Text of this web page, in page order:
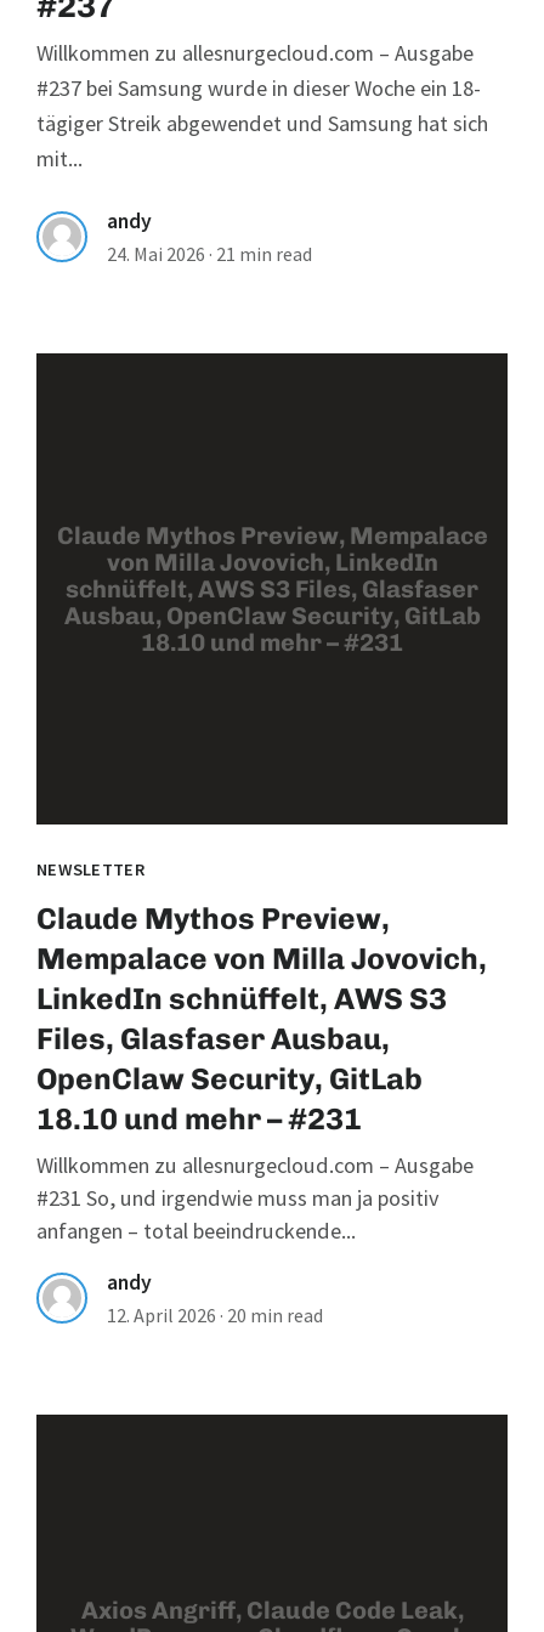
Willkommen zu allesnurgecloud.com – Ausgabe
#237 bei Samsung wurde in dieser Woche ein 18-
tägiger Streik abgewendet und Samsung hat sich
mit...
andy
24. Mai 2026 · 21 min read
Claude Mythos Preview, Mempalace
von Milla Jovovich, LinkedIn
schnüffelt, AWS S3 Files, Glasfaser
Ausbau, OpenClaw Security, GitLab
18.10 und mehr – #231
NEWSLETTER
Claude Mythos Preview,
Mempalace von Milla Jovovich,
LinkedIn schnüffelt, AWS S3
Files, Glasfaser Ausbau,
OpenClaw Security, GitLab
18.10 und mehr – #231
Willkommen zu allesnurgecloud.com – Ausgabe
#231 So, und irgendwie muss man ja positiv
anfangen – total beeindruckende...
andy
12. April 2026 · 20 min read
Axios Angriff, Claude Code Leak,